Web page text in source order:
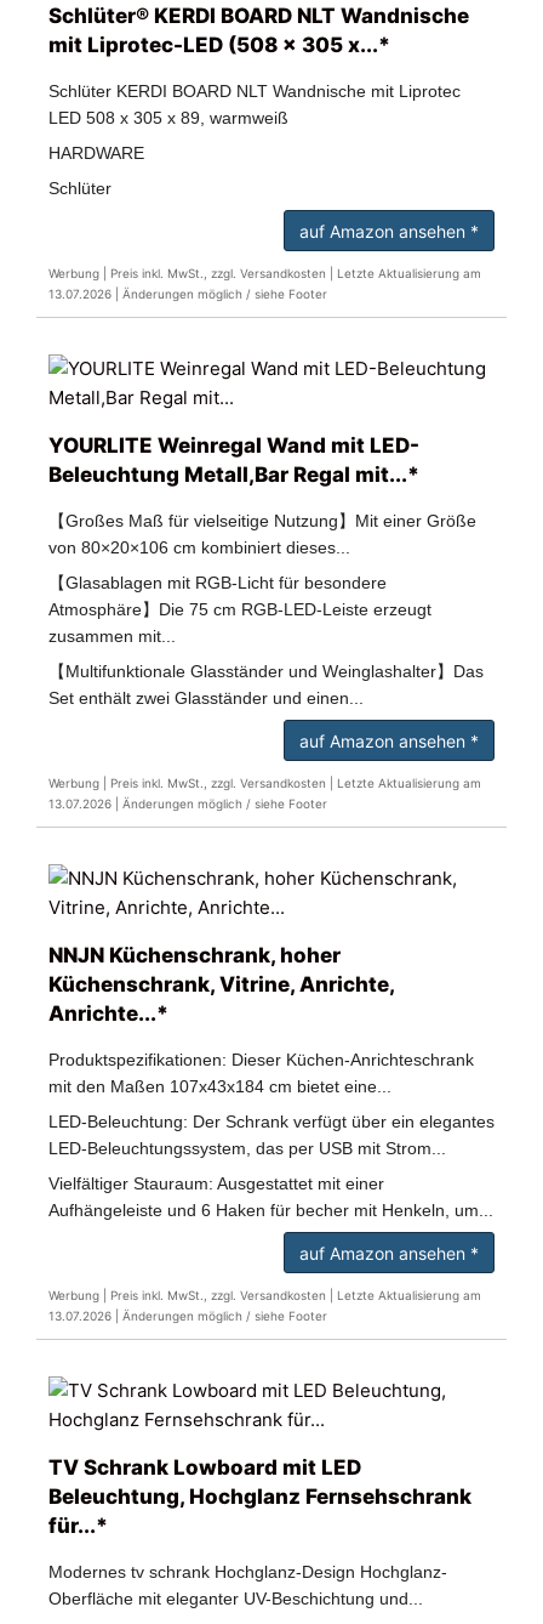
Schlüter® KERDI BOARD NLT Wandnische
mit Liprotec-LED (508 x 305 x...*
Schlüter KERDI BOARD NLT Wandnische mit Liprotec
LED 508 x 305 x 89, warmweiß
HARDWARE
Schlüter
auf Amazon ansehen *
Werbung | Preis inkl. MwSt., zzgl. Versandkosten | Letzte Aktualisierung am
13.07.2026 | Änderungen möglich / siehe Footer
YOURLITE Weinregal Wand mit LED-
Beleuchtung Metall,Bar Regal mit...*
【Großes Maß für vielseitige Nutzung】Mit einer Größe
von 80×20×106 cm kombiniert dieses...
【Glasablagen mit RGB-Licht für besondere
Atmosphäre】Die 75 cm RGB-LED-Leiste erzeugt
zusammen mit...
【Multifunktionale Glasständer und Weinglashalter】Das
Set enthält zwei Glasständer und einen...
auf Amazon ansehen *
Werbung | Preis inkl. MwSt., zzgl. Versandkosten | Letzte Aktualisierung am
13.07.2026 | Änderungen möglich / siehe Footer
NNJN Küchenschrank, hoher
Küchenschrank, Vitrine, Anrichte,
Anrichte...*
Produktspezifikationen: Dieser Küchen-Anrichteschrank
mit den Maßen 107x43x184 cm bietet eine...
LED-Beleuchtung: Der Schrank verfügt über ein elegantes
LED-Beleuchtungssystem, das per USB mit Strom...
Vielfältiger Stauraum: Ausgestattet mit einer
Aufhängeleiste und 6 Haken für becher mit Henkeln, um...
auf Amazon ansehen *
Werbung | Preis inkl. MwSt., zzgl. Versandkosten | Letzte Aktualisierung am
13.07.2026 | Änderungen möglich / siehe Footer
TV Schrank Lowboard mit LED
Beleuchtung, Hochglanz Fernsehschrank
für...*
Modernes tv schrank Hochglanz-Design Hochglanz-
Oberfläche mit eleganter UV-Beschichtung und...